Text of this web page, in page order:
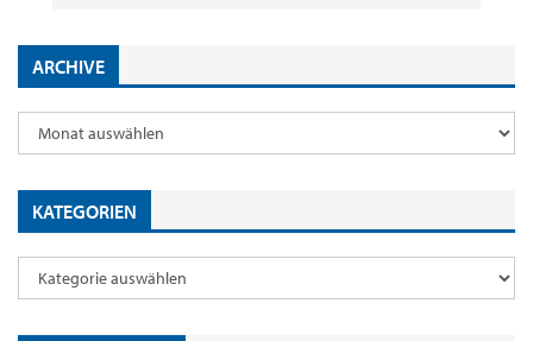
ARCHIVE
KATEGORIEN